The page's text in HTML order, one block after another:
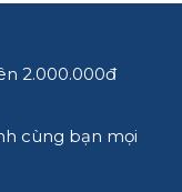
2.000.000đ
cùng bạn mọi